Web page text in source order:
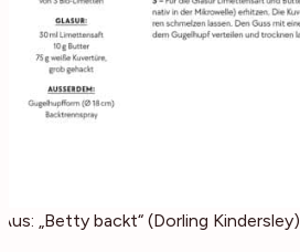
Aus: „Betty backt“ (Dorling Kindersley)